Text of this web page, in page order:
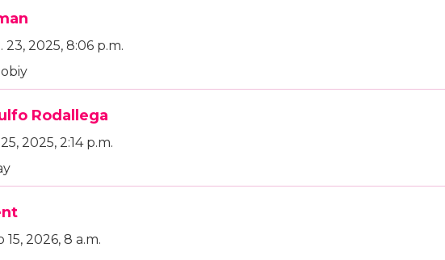
23, 2025, 8:06 p.m.
Rodallega
2025, 2:14 p.m.
15, 2026, 8 a.m.